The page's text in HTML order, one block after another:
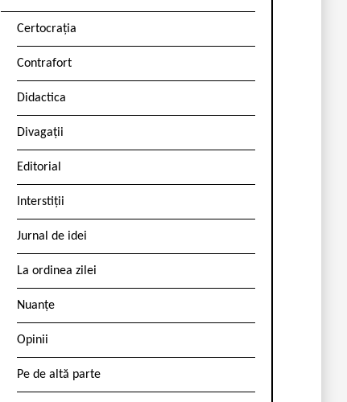
Certocrația
Contrafort
Didactica
Divagații
Editorial
Interstiții
Jurnal de idei
La ordinea zilei
Nuanțe
Opinii
Pe de altă parte